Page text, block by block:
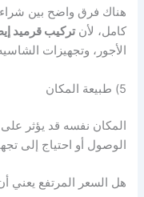
هناك فرق واضح بين شراء
كامل، لأنتركيب قرميد
الأجور، وتجهيزات
5) طبيعة المكان
المكان نفسه قد يؤثر
الوصول أو احتياج إلى
هل السعر المرتفع يعني